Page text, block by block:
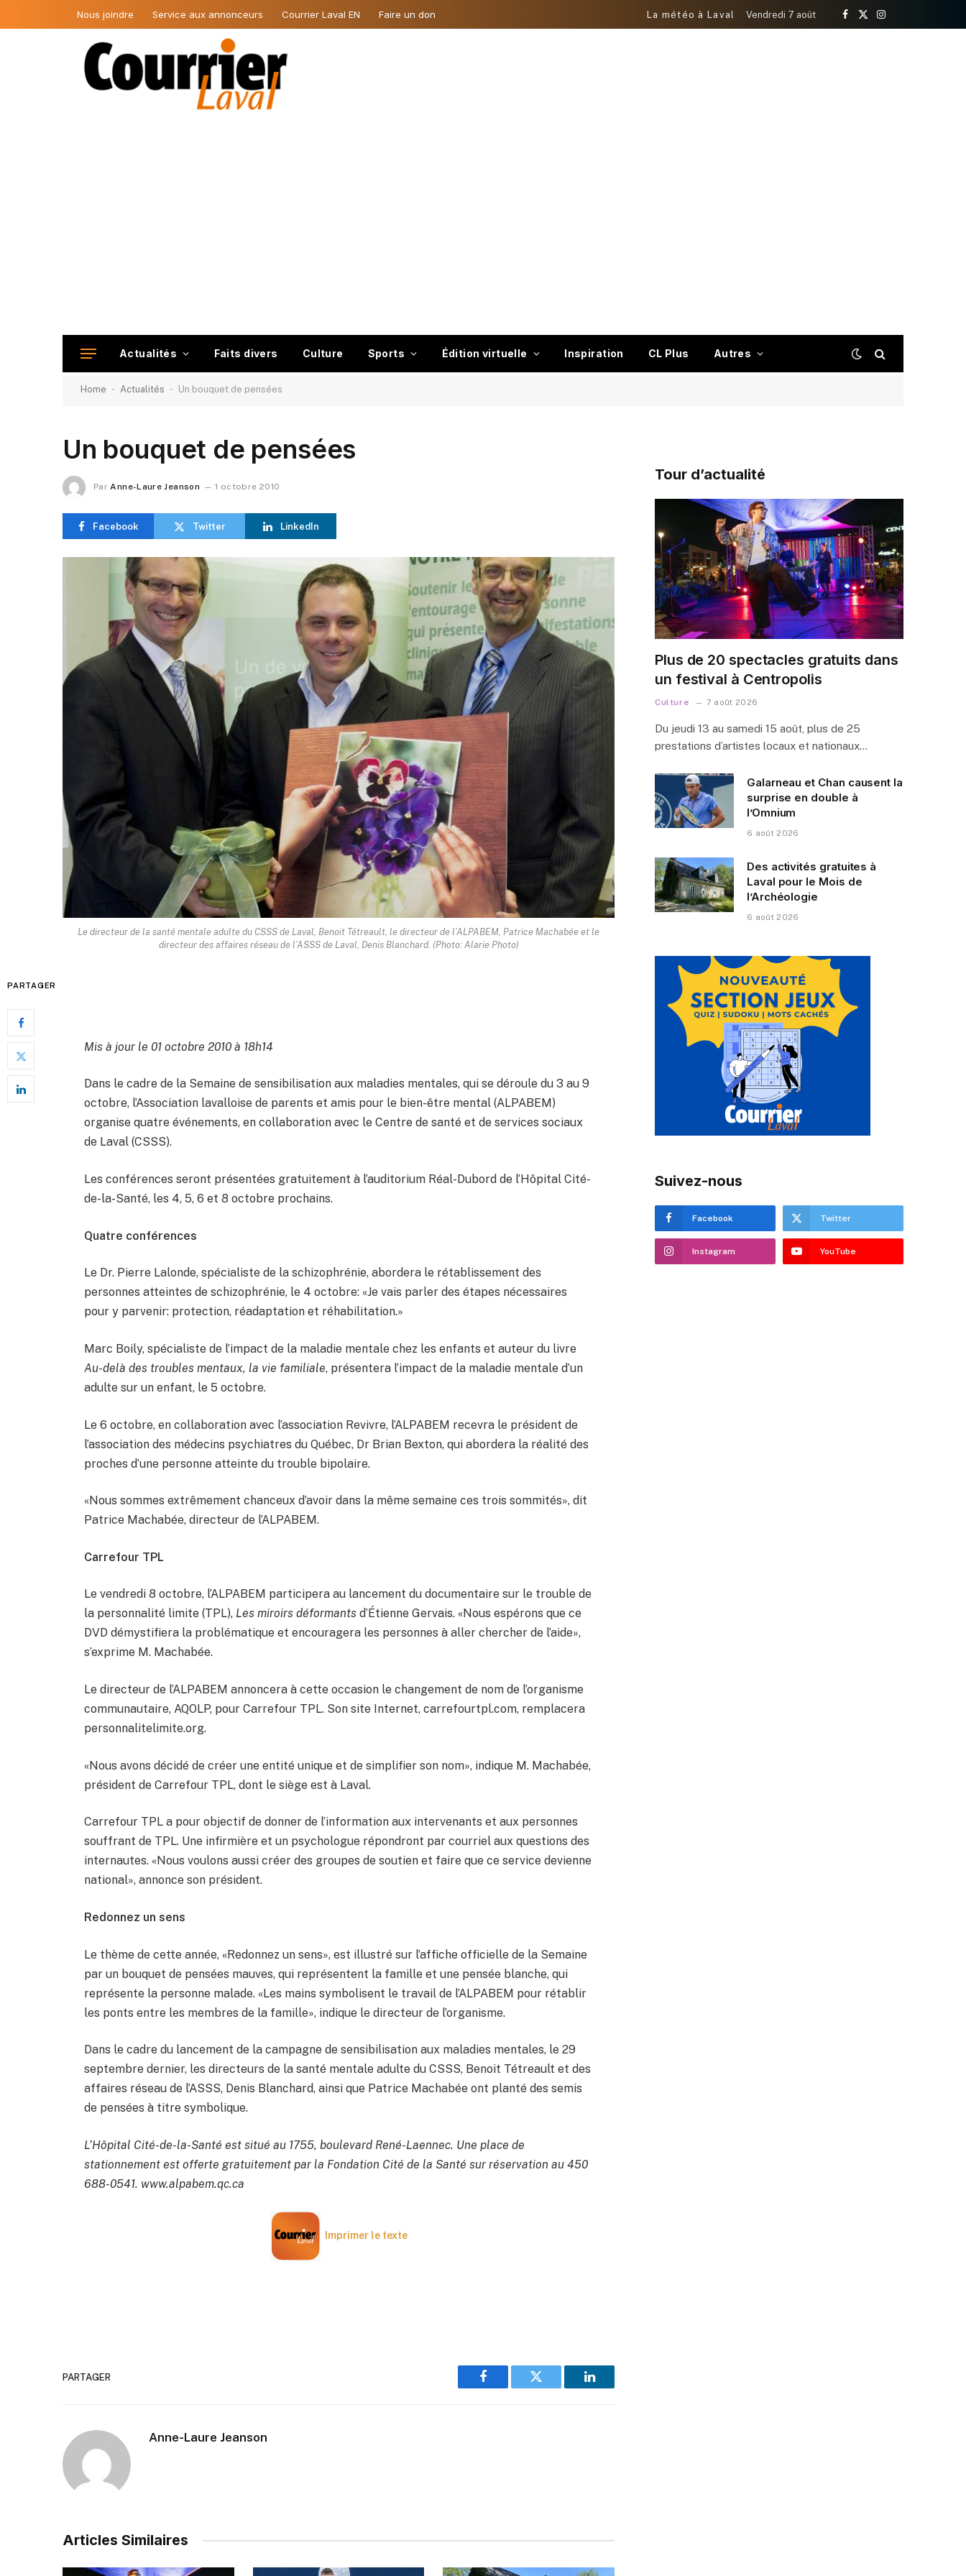
Nous joindre Service aux annonceurs Courrier Laval EN Faire un don La météo à Laval Vendredi 7 août
Facebook
X
Instagram
Actualités Faits divers Culture Sports Édition virtuelle Inspiration CL Plus Autres
Home - Actualités - Un bouquet de pensées
Un bouquet de pensées
Par Anne-Laure Jeanson 1 octobre 2010
Facebook Twitter LinkedIn
Le directeur de la santé mentale adulte du CSSS de Laval, Benoit Tétreault, le directeur de l’ALPABEM, Patrice Machabée et le
directeur des affaires réseau de l’ASSS de Laval, Denis Blanchard. (Photo: Alarie Photo)
PARTAGER
Mis à jour le 01 octobre 2010 à 18h14
Dans le cadre de la Semaine de sensibilisation aux maladies mentales, qui se déroule du 3 au 9
octobre, l’Association lavalloise de parents et amis pour le bien-être mental (ALPABEM)
organise quatre événements, en collaboration avec le Centre de santé et de services sociaux
de Laval (CSSS).
Les conférences seront présentées gratuitement à l’auditorium Réal-Dubord de l’Hôpital Cité-
de-la-Santé, les 4, 5, 6 et 8 octobre prochains.
Quatre conférences
Le Dr. Pierre Lalonde, spécialiste de la schizophrénie, abordera le rétablissement des
personnes atteintes de schizophrénie, le 4 octobre: «Je vais parler des étapes nécessaires
pour y parvenir: protection, réadaptation et réhabilitation.»
Marc Boily, spécialiste de l’impact de la maladie mentale chez les enfants et auteur du livre
Au-delà des troubles mentaux, la vie familiale, présentera l’impact de la maladie mentale d’un
adulte sur un enfant, le 5 octobre.
Le 6 octobre, en collaboration avec l’association Revivre, l’ALPABEM recevra le président de
l’association des médecins psychiatres du Québec, Dr Brian Bexton, qui abordera la réalité des
proches d’une personne atteinte du trouble bipolaire.
«Nous sommes extrêmement chanceux d’avoir dans la même semaine ces trois sommités», dit
Patrice Machabée, directeur de l’ALPABEM.
Carrefour TPL
Le vendredi 8 octobre, l’ALPABEM participera au lancement du documentaire sur le trouble de
la personnalité limite (TPL), Les miroirs déformants d’Étienne Gervais. «Nous espérons que ce
DVD démystifiera la problématique et encouragera les personnes à aller chercher de l’aide»,
s’exprime M. Machabée.
Le directeur de l’ALPABEM annoncera à cette occasion le changement de nom de l’organisme
communautaire, AQOLP, pour Carrefour TPL. Son site Internet, carrefourtpl.com, remplacera
personnalitelimite.org.
«Nous avons décidé de créer une entité unique et de simplifier son nom», indique M. Machabée,
président de Carrefour TPL, dont le siège est à Laval.
Carrefour TPL a pour objectif de donner de l’information aux intervenants et aux personnes
souffrant de TPL. Une infirmière et un psychologue répondront par courriel aux questions des
internautes. «Nous voulons aussi créer des groupes de soutien et faire que ce service devienne
national», annonce son président.
Redonnez un sens
Le thème de cette année, «Redonnez un sens», est illustré sur l’affiche officielle de la Semaine
par un bouquet de pensées mauves, qui représentent la famille et une pensée blanche, qui
représente la personne malade. «Les mains symbolisent le travail de l’ALPABEM pour rétablir
les ponts entre les membres de la famille», indique le directeur de l’organisme.
Dans le cadre du lancement de la campagne de sensibilisation aux maladies mentales, le 29
septembre dernier, les directeurs de la santé mentale adulte du CSSS, Benoit Tétreault et des
affaires réseau de l’ASSS, Denis Blanchard, ainsi que Patrice Machabée ont planté des semis
de pensées à titre symbolique.
L’Hôpital Cité-de-la-Santé est situé au 1755, boulevard René-Laennec. Une place de
stationnement est offerte gratuitement par la Fondation Cité de la Santé sur réservation au 450
688-0541. www.alpabem.qc.ca
Imprimer le texte
PARTAGER
Facebook Twitter LinkedIn
Anne-Laure Jeanson
Articles Similaires
Tour d’actualité
Plus de 20 spectacles gratuits dans
un festival à Centropolis
Culture 7 août 2026
Du jeudi 13 au samedi 15 août, plus de 25
prestations d’artistes locaux et nationaux…
Galarneau et Chan causent la
surprise en double à
l’Omnium
6 août 2026
Des activités gratuites à
Laval pour le Mois de
l’Archéologie
6 août 2026
Suivez-nous
Facebook Twitter
Instagram YouTube